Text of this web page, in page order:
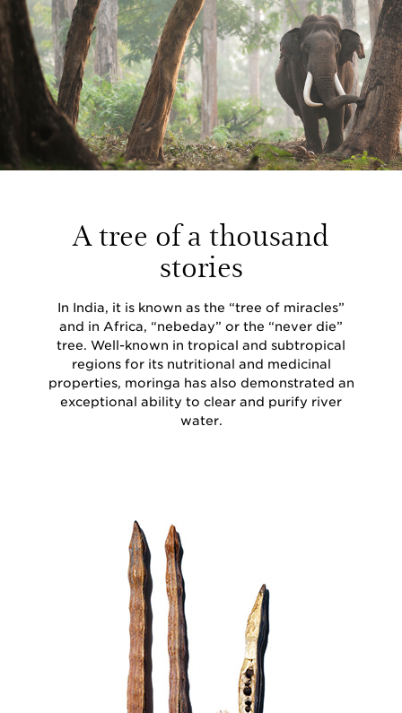
A tree of a thousand
stories
In India, it is known as the “tree of miracles”
and in Africa, “nebeday” or the “never die”
tree. Well-known in tropical and subtropical
regions for its nutritional and medicinal
properties, moringa has also demonstrated an
exceptional ability to clear and purify river
water.